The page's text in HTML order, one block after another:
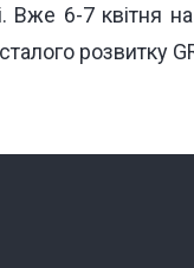
Вже 6-7 квітня
розвитку